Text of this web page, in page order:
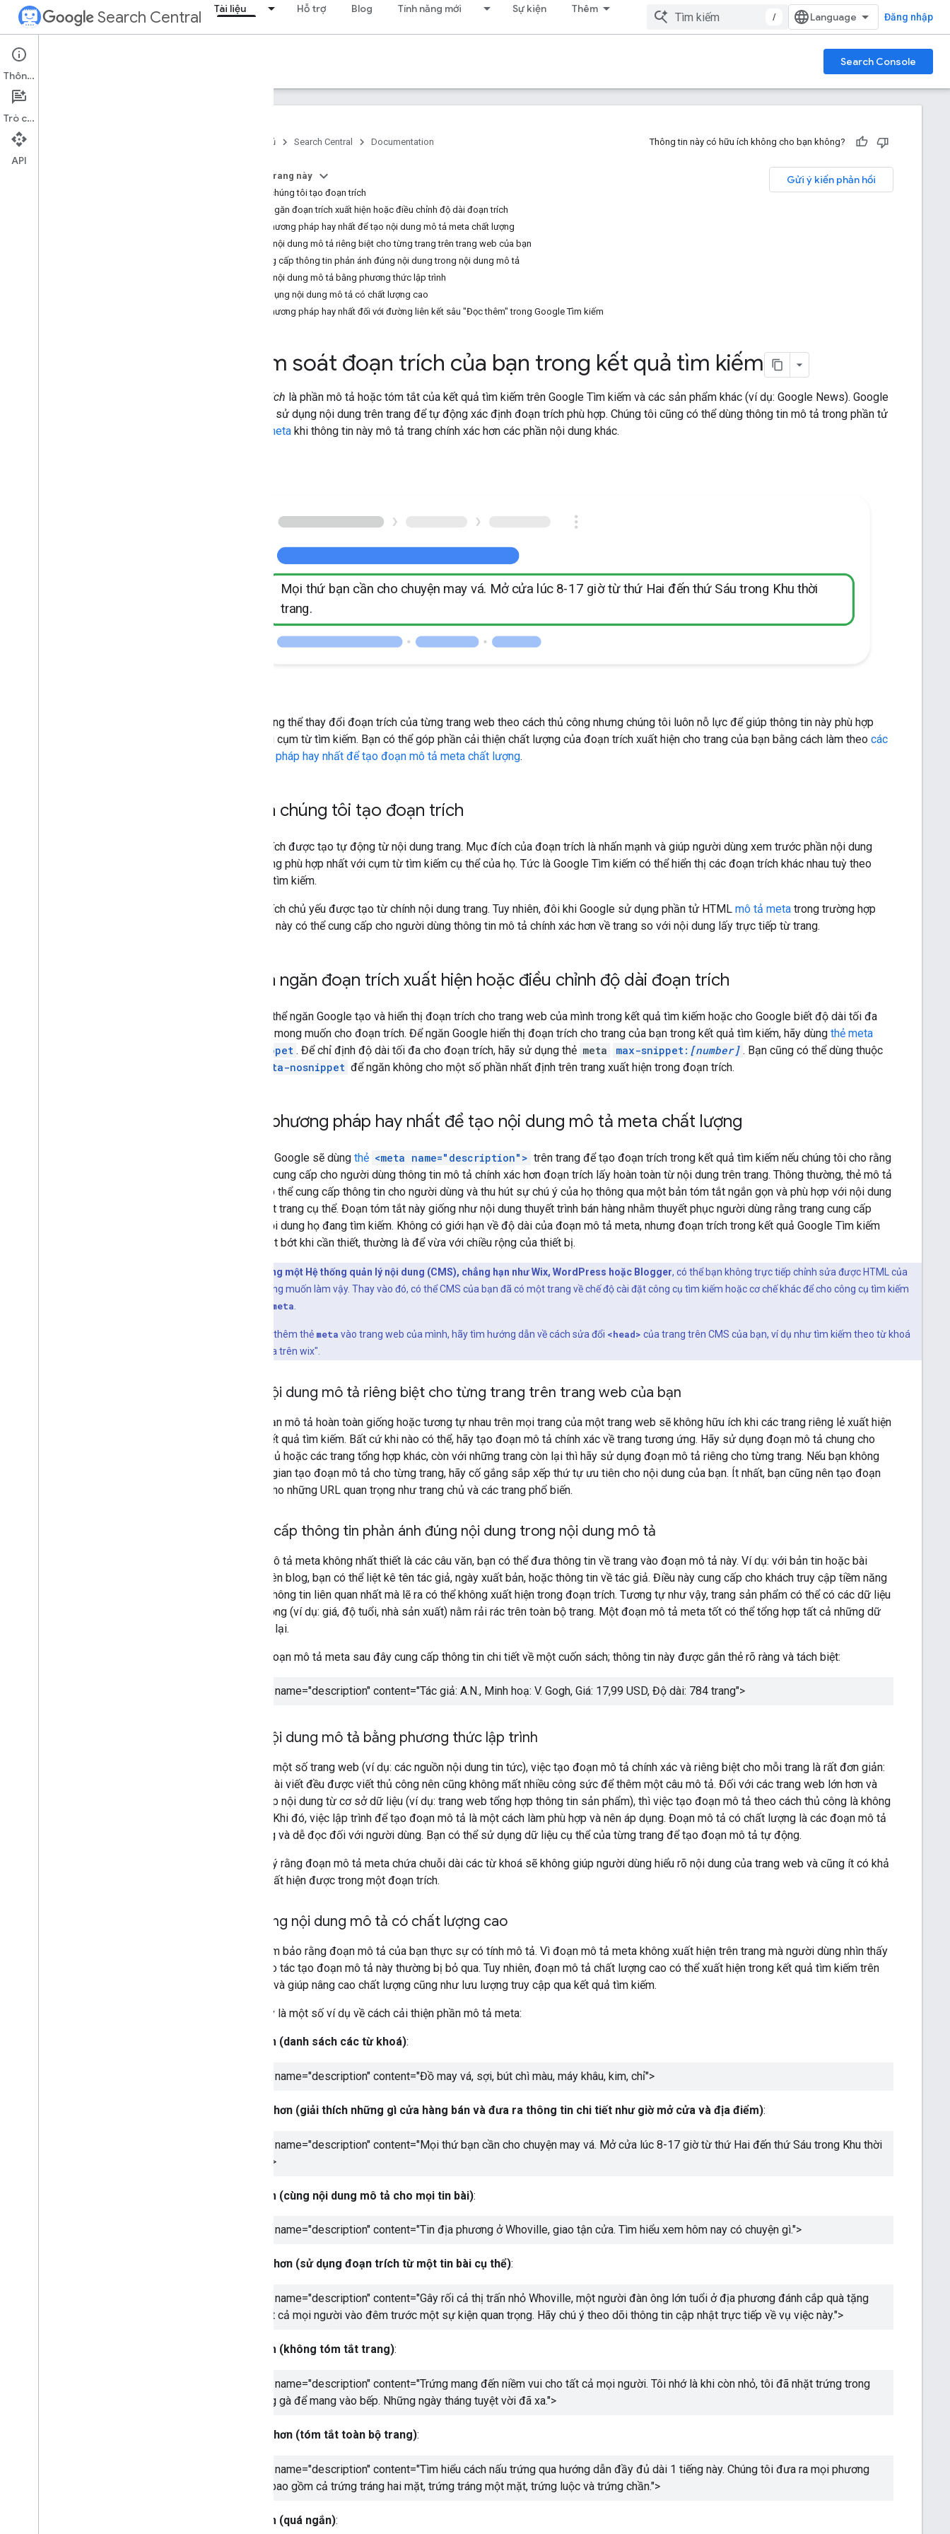
Search Central Tài liệu Hỗ trợ Blog Tính năng mới Sự kiện Thêm
/ Đăng nhập
Documentation Search Console
Kiến thức cơ bản về SEO
Trang chủ Search Central Documentation Thông tin này có hữu ích không cho bạn không?
Gửi ý kiến phản hồi
Trên trang này
Cách chúng tôi tạo đoạn trích
Cách ngăn đoạn trích xuất hiện hoặc điều chỉnh độ dài đoạn trích
Các phương pháp hay nhất để tạo nội dung mô tả meta chất lượng
Tạo nội dung mô tả riêng biệt cho từng trang trên trang web của bạn
Cung cấp thông tin phản ánh đúng nội dung trong nội dung mô tả
Tạo nội dung mô tả bằng phương thức lập trình
Sử dụng nội dung mô tả có chất lượng cao
Các phương pháp hay nhất đối với đường liên kết sâu "Đọc thêm" trong Google Tìm kiếm
Kiểm soát đoạn trích của bạn trong kết quả tìm kiếm
Đoạn trích là phần mô tả hoặc tóm tắt của kết quả tìm kiếm trên Google Tìm kiếm và các sản phẩm khác (ví dụ: Google News). Google
chủ yếu sử dụng nội dung trên trang để tự động xác định đoạn trích phù hợp. Chúng tôi cũng có thể dùng thông tin mô tả trong phần tử
mô tả meta khi thông tin này mô tả trang chính xác hơn các phần nội dung khác.
Mọi thứ bạn cần cho chuyện may vá. Mở cửa lúc 8-17 giờ từ thứ Hai đến thứ Sáu trong Khu thời
trang.
Tuy không thể thay đổi đoạn trích của từng trang web theo cách thủ công nhưng chúng tôi luôn nỗ lực để giúp thông tin này phù hợp
nhất với cụm từ tìm kiếm. Bạn có thể góp phần cải thiện chất lượng của đoạn trích xuất hiện cho trang của bạn bằng cách làm theo các
phương pháp hay nhất để tạo đoạn mô tả meta chất lượng.
Cách chúng tôi tạo đoạn trích
Đoạn trích được tạo tự động từ nội dung trang. Mục đích của đoạn trích là nhấn mạnh và giúp người dùng xem trước phần nội dung
trên trang phù hợp nhất với cụm từ tìm kiếm cụ thể của họ. Tức là Google Tìm kiếm có thể hiển thị các đoạn trích khác nhau tuỳ theo
cụm từ tìm kiếm.
Đoạn trích chủ yếu được tạo từ chính nội dung trang. Tuy nhiên, đôi khi Google sử dụng phần tử HTML mô tả meta trong trường hợp
phần tử này có thể cung cấp cho người dùng thông tin mô tả chính xác hơn về trang so với nội dung lấy trực tiếp từ trang.
Cách ngăn đoạn trích xuất hiện hoặc điều chỉnh độ dài đoạn trích
Bạn có thể ngăn Google tạo và hiển thị đoạn trích cho trang web của mình trong kết quả tìm kiếm hoặc cho Google biết độ dài tối đa
mà bạn mong muốn cho đoạn trích. Để ngăn Google hiển thị đoạn trích cho trang của bạn trong kết quả tìm kiếm, hãy dùng thẻ meta
nosnippet . Để chỉ định độ dài tối đa cho đoạn trích, hãy sử dụng thẻ meta max-snippet: [number] . Bạn cũng có thể dùng thuộc
data-nosnippet để ngăn không cho một số phần nhất định trên trang xuất hiện trong đoạn trích.
Các phương pháp hay nhất để tạo nội dung mô tả meta chất lượng
Đôi khi, Google sẽ dùng thẻ <meta name="description"> trên trang để tạo đoạn trích trong kết quả tìm kiếm nếu chúng tôi cho rằng
thẻ này cung cấp cho người dùng thông tin mô tả chính xác hơn đoạn trích lấy hoàn toàn từ nội dung trên trang. Thông thường, thẻ mô tả
meta có thể cung cấp thông tin cho người dùng và thu hút sự chú ý của họ thông qua một bản tóm tắt ngắn gọn và phù hợp với nội dung
trên một trang cụ thể. Đoạn tóm tắt này giống như nội dung thuyết trình bán hàng nhằm thuyết phục người dùng rằng trang cung cấp
đúng nội dung họ đang tìm kiếm. Không có giới hạn về độ dài của đoạn mô tả meta, nhưng đoạn trích trong kết quả Google Tìm kiếm
sẽ bị cắt bớt khi cần thiết, thường là để vừa với chiều rộng của thiết bị.
Nếu sử dụng một Hệ thống quản lý nội dung (CMS), chẳng hạn như Wix, WordPress hoặc Blogger, có thể bạn không trực tiếp chỉnh sửa được HTML của
mình hoặc không muốn làm vậy. Thay vào đó, có thể CMS của bạn đã có một trang về chế độ cài đặt công cụ tìm kiếm hoặc cơ chế khác để cho công cụ tìm kiếm
meta
Nếu bạn muốn thêm thẻ meta vào trang web của mình, hãy tìm hướng dẫn về cách sửa đổi <head> của trang trên CMS của bạn, ví dụ như tìm kiếm theo từ khoá
meta trên wix".
Tạo nội dung mô tả riêng biệt cho từng trang trên trang web của bạn
Các đoạn mô tả hoàn toàn giống hoặc tương tự nhau trên mọi trang của một trang web sẽ không hữu ích khi các trang riêng lẻ xuất hiện
trong kết quả tìm kiếm. Bất cứ khi nào có thể, hãy tạo đoạn mô tả chính xác về trang tương ứng. Hãy sử dụng đoạn mô tả chung cho
trang chủ hoặc các trang tổng hợp khác, còn với những trang còn lại thì hãy sử dụng đoạn mô tả riêng cho từng trang. Nếu bạn không
có thời gian tạo đoạn mô tả cho từng trang, hãy cố gắng sắp xếp thứ tự ưu tiên cho nội dung của bạn. Ít nhất, bạn cũng nên tạo đoạn
mô tả cho những URL quan trọng như trang chủ và các trang phổ biến.
Cung cấp thông tin phản ánh đúng nội dung trong nội dung mô tả
Đoạn mô tả meta không nhất thiết là các câu văn, bạn có thể đưa thông tin về trang vào đoạn mô tả này. Ví dụ: với bản tin hoặc bài
đăng trên blog, bạn có thể liệt kê tên tác giả, ngày xuất bản, hoặc thông tin về tác giả. Điều này cung cấp cho khách truy cập tiềm năng
những thông tin liên quan nhất mà lẽ ra có thể không xuất hiện trong đoạn trích. Tương tự như vậy, trang sản phẩm có thể có các dữ liệu
quan trọng (ví dụ: giá, độ tuổi, nhà sản xuất) nằm rải rác trên toàn bộ trang. Một đoạn mô tả meta tốt có thể tổng hợp tất cả những dữ
liệu này lại.
Ví dụ: đoạn mô tả meta sau đây cung cấp thông tin chi tiết về một cuốn sách; thông tin này được gắn thẻ rõ ràng và tách biệt:
<meta name="description" content="Tác giả: A.N., Minh hoạ: V. Gogh, Giá: 17,99 USD, Độ dài: 784 trang">
Tạo nội dung mô tả bằng phương thức lập trình
Đối với một số trang web (ví dụ: các nguồn nội dung tin tức), việc tạo đoạn mô tả chính xác và riêng biệt cho mỗi trang là rất đơn giản:
vì mỗi bài viết đều được viết thủ công nên cũng không mất nhiều công sức để thêm một câu mô tả. Đối với các trang web lớn hơn và
tổng hợp nội dung từ cơ sở dữ liệu (ví dụ: trang web tổng hợp thông tin sản phẩm), thì việc tạo đoạn mô tả theo cách thủ công là không
khả thi. Khi đó, việc lập trình để tạo đoạn mô tả là một cách làm phù hợp và nên áp dụng. Đoạn mô tả có chất lượng là các đoạn mô tả
đa dạng và dễ đọc đối với người dùng. Bạn có thể sử dụng dữ liệu cụ thể của từng trang để tạo đoạn mô tả tự động.
Xin lưu ý rằng đoạn mô tả meta chứa chuỗi dài các từ khoá sẽ không giúp người dùng hiểu rõ nội dung của trang web và cũng ít có khả
năng xuất hiện được trong một đoạn trích.
Sử dụng nội dung mô tả có chất lượng cao
Hãy đảm bảo rằng đoạn mô tả của bạn thực sự có tính mô tả. Vì đoạn mô tả meta không xuất hiện trên trang mà người dùng nhìn thấy
nên thao tác tạo đoạn mô tả này thường bị bỏ qua. Tuy nhiên, đoạn mô tả chất lượng cao có thể xuất hiện trong kết quả tìm kiếm trên
Google và giúp nâng cao chất lượng cũng như lưu lượng truy cập qua kết quả tìm kiếm.
Sau đây là một số ví dụ về cách cải thiện phần mô tả meta:
Kém (danh sách các từ khoá):
<meta name="description" content="Đồ may vá, sợi, bút chì màu, máy khâu, kim, chỉ">
Tốt hơn (giải thích những gì cửa hàng bán và đưa ra thông tin chi tiết như giờ mở cửa và địa điểm):
<meta name="description" content="Mọi thứ bạn cần cho chuyện may vá. Mở cửa lúc 8-17 giờ từ thứ Hai đến thứ Sáu trong Khu thời
">
Kém (cùng nội dung mô tả cho mọi tin bài):
<meta name="description" content="Tin địa phương ở Whoville, giao tận cửa. Tìm hiểu xem hôm nay có chuyện gì.">
Tốt hơn (sử dụng đoạn trích từ một tin bài cụ thể):
<meta name="description" content="Gây rối cả thị trấn nhỏ Whoville, một người đàn ông lớn tuổi ở địa phương đánh cắp quà tặng
của tất cả mọi người vào đêm trước một sự kiện quan trọng. Hãy chú ý theo dõi thông tin cập nhật trực tiếp về vụ việc này.">
Kém (không tóm tắt trang):
<meta name="description" content="Trứng mang đến niềm vui cho tất cả mọi người. Tôi nhớ là khi còn nhỏ, tôi đã nhặt trứng trong
chuồng gà để mang vào bếp. Những ngày tháng tuyệt vời đã xa.">
Tốt hơn (tóm tắt toàn bộ trang):
<meta name="description" content="Tìm hiểu cách nấu trứng qua hướng dẫn đầy đủ dài 1 tiếng này. Chúng tôi đưa ra mọi phương
pháp, bao gồm cả trứng tráng hai mặt, trứng tráng một mặt, trứng luộc và trứng chần.">
Kém (quá ngắn):
Thông tin
Trò chuyện
API